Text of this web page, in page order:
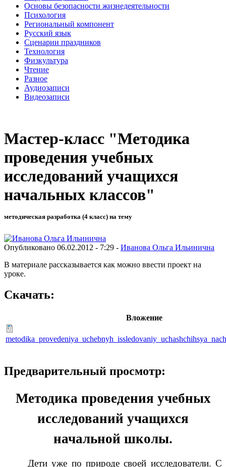
Основы безопасности жизнедеятельности
Психология
Региональный компонент
Русский язык
Сценарии праздников
Технология
Физкультура
Чтение
Разное
Аудиозаписи
Видеозаписи
Мастер-класс "Методика
проведения учебных
исследований учащихся
начальных классов"
методическая разработка (4 класс) на тему
Опубликовано 06.02.2012 - 7:29 - Иванова Ольга Ильинична
В материале рассказывается как можно ввести проект на
уроке.
Скачать:
Вложение
Предварительный просмотр:
Методика проведения учебных
исследований учащихся
начальной школы.
Дети уже по природе своей исследователи. С